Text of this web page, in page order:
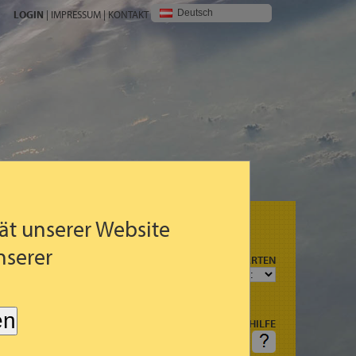
unserer Website
LOGIN | IMPRESSUM | KONTAKT Deutsch
(3STDG.)
PROGNOSEKARTEN
HILFE